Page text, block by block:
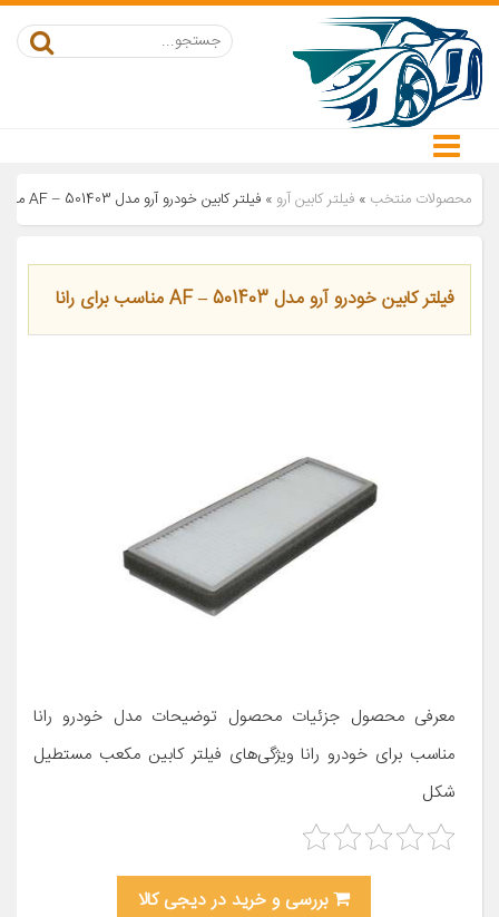
محصولات منتخب » فیلتر کابین آرو » فیلتر کابین خودرو آرو مدل AF – 501403 مناسب برای رانا
فیلتر کابین خودرو آرو مدل AF – 501403 مناسب برای رانا
معرفی محصول جزئیات محصول توضیحات مدل خودرو رانا
مناسب برای خودرو رانا ویژگی‌های فیلتر کابین مکعب مستطیل
شکل
بررسی و خرید در دیجی کالا